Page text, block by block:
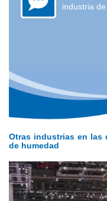
industria
Otras industrias en las
de humedad